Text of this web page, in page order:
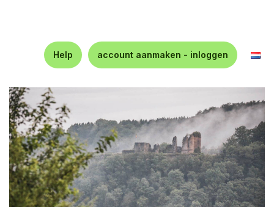
Help account aanmaken - inloggen